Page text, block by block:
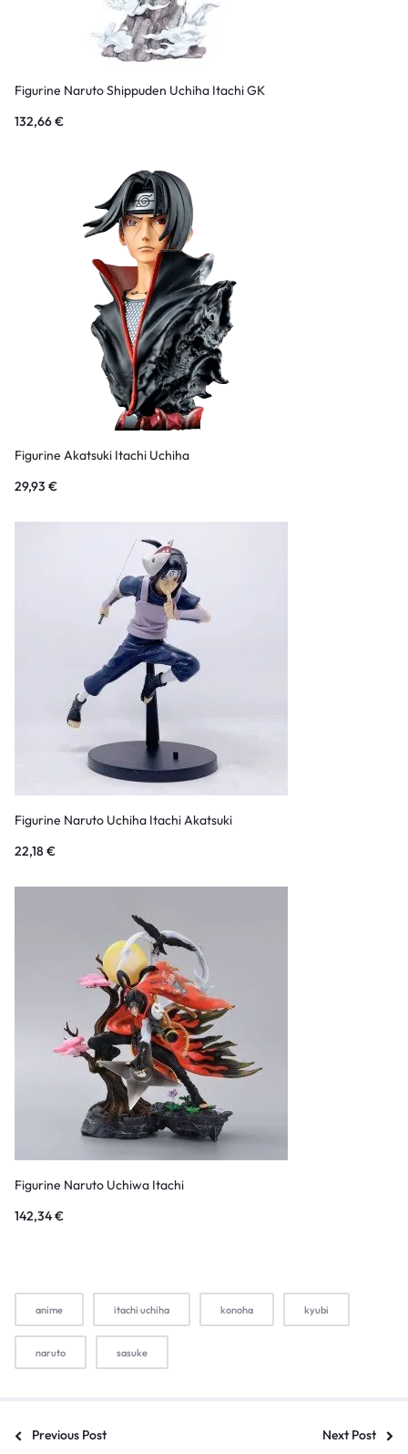
Figurine Naruto Shippuden Uchiha Itachi GK
132,66€
Figurine Akatsuki Itachi Uchiha
29,93 €
Figurine Naruto Uchiha Itachi Akatsuki
22,18€
Figurine Naruto Uchiwa Itachi
142,34€
anime itachi uchiha konoha kyubi
naruto sasuke
Previous Post Next Post